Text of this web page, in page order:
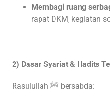
Membagi ruang
rapat DKM, kegiatan
2) Dasar Syariat & Hadits
Rasulullah ﷺ bersabda: